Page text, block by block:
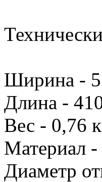
Ширина -
Длина -
Вес - 0,76
Материал -
Диаметр